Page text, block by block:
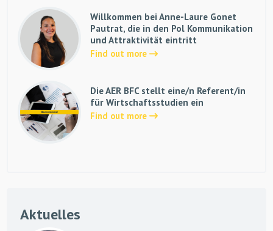
Willkommen bei Anne-Laure Gonet
Pautrat, die in den Pol Kommunikation
und Attraktivität eintritt
Find out more
Die AER BFC stellt eine/n Referent/in
für Wirtschaftsstudien ein
Find out more
Aktuelles